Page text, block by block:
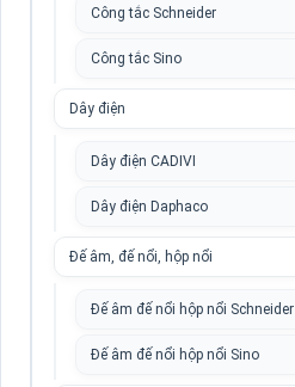
Công tắc Schneider
Công tắc Sino
Dây điện
Dây điện CADIVI
Dây điện Daphaco
Đế âm, đế nổi, hộp nổi
Đế âm đế nổi hộp nổi Schneider
Đế âm đế nổi hộp nổi Sino